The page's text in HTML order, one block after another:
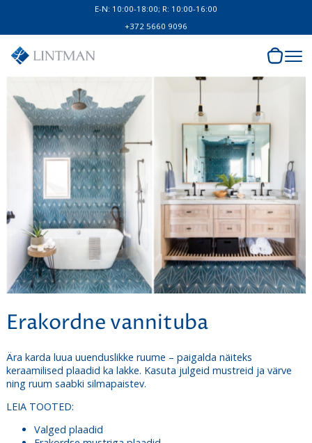
E-N: 10:00-18:00; R: 10:00-16:00
+372 5660 9096
Erakordne vannituba
Ära karda luua uuenduslikke ruume – paigalda näiteks
keraamilised plaadid ka lakke. Kasuta julgeid mustreid ja värve
ning ruum saabki silmapaistev.
LEIA TOOTED:
Valged plaadid